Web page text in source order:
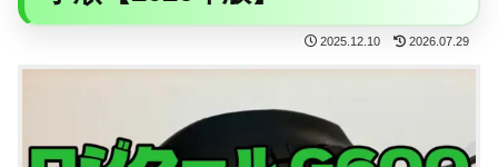
2025.12.10 2026.07.29